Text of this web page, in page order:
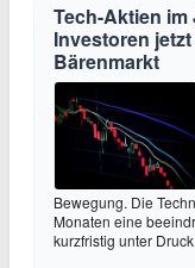
Tech-Aktien
Investoren
Bärenmarkt
Bewegung. Die
Monaten eine
kurzfristig unter